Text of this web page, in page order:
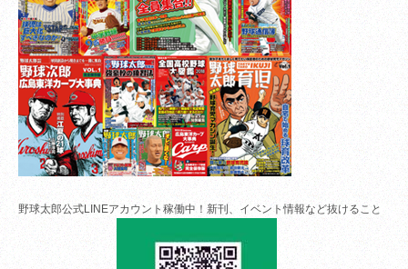
野球太郎公式LINEアカウント稼働中！新刊、イベント情報など抜けること